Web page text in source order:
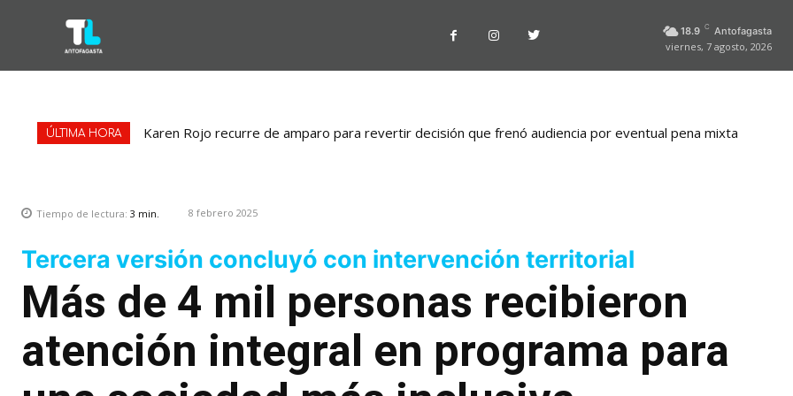
18.9 C Antofagasta
viernes, 7 agosto, 2026
ÚLTIMA HORA Karen Rojo recurre de amparo para revertir decisión que frenó audiencia por eventual pena mixta
Tiempo de lectura: 3 min. 8 febrero 2025
Tercera versión concluyó con intervención territorial
Más de 4 mil personas recibieron
atención integral en programa para